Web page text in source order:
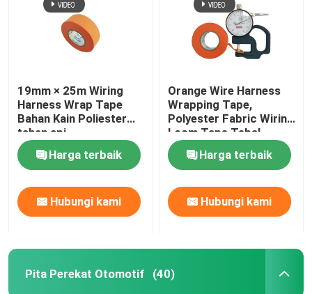
19mm × 25m Wiring
Harness Wrap Tape
Bahan Kain Poliester
tahan api
Harga terbaik
Hubungi kami
Orange Wire Harness
Wrapping Tape,
Polyester Fabric Wiring
Loom Tape Tebal
0,16mm
Harga terbaik
Hubungi kami
Pita Perekat Otomotif (40)